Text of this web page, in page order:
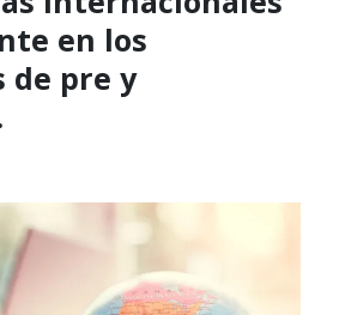
en los
de pre y